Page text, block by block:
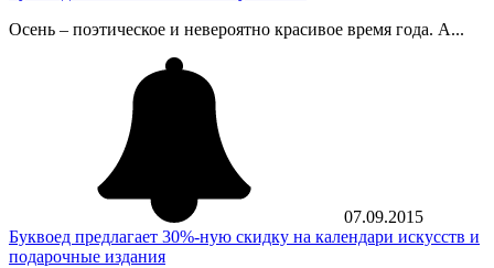
Осень – поэтическое и невероятно красивое время года. А...
07.09.2015
Буквоед предлагает 30%-ную скидку на календари искусств и
подарочные издания